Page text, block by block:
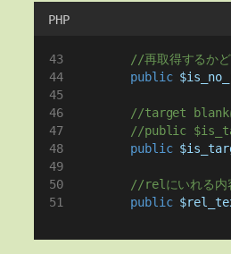
PHP
//再取得するか
public
//target blank
//public
public
//relにいれる内
public